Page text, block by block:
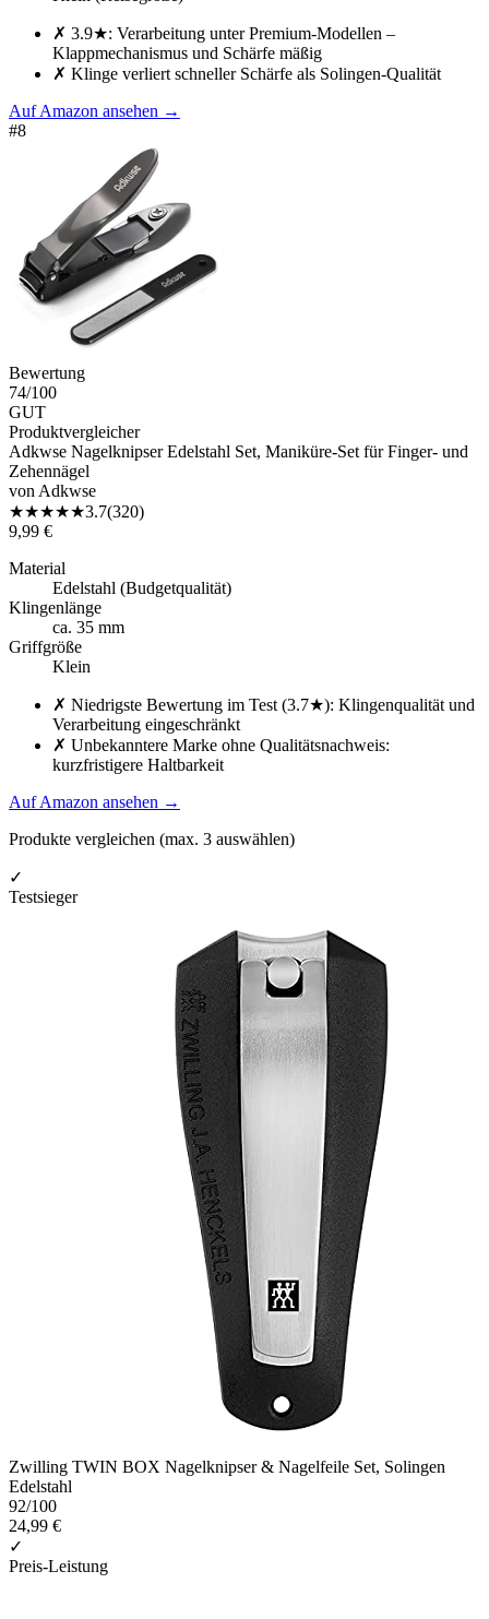
✗ 3.9★: Verarbeitung unter Premium-Modellen –
Klappmechanismus und Schärfe mäßig
✗ Klinge verliert schneller Schärfe als Solingen-Qualität
Auf Amazon ansehen →
#8
Bewertung
74/100
GUT
Produktvergleicher
Adkwse Nagelknipser Edelstahl Set, Maniküre-Set für Finger- und
Zehennägel
von Adkwse
★★★★★3.7(320)
9,99 €
Material
Edelstahl (Budgetqualität)
Klingenlänge
ca. 35 mm
Griffgröße
Klein
✗ Niedrigste Bewertung im Test (3.7★): Klingenqualität und
Verarbeitung eingeschränkt
✗ Unbekanntere Marke ohne Qualitätsnachweis:
kurzfristigere Haltbarkeit
Auf Amazon ansehen →
Produkte vergleichen (max. 3 auswählen)
✓
Testsieger
Zwilling TWIN BOX Nagelknipser & Nagelfeile Set, Solingen
Edelstahl
92/100
24,99 €
✓
Preis-Leistung